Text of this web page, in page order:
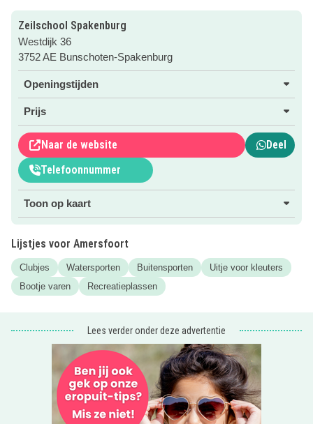
vrijwilligers goedkoop en ontspannen, met veel
betrokkenheid van de kinderen en hun ouders om samen
alles voor elkaar te krijgen.
Zeilschool Spakenburg
Westdijk 36
3752 AE Bunschoten-Spakenburg
Openingstijden
Prijs
Naar de website
Deel
Telefoonnummer
Toon op kaart
Lijstjes voor Amersfoort
Clubjes Watersporten Buitensporten
Uitje voor kleuters
Bootje varen
Recreatieplassen
Lees verder onder deze advertentie